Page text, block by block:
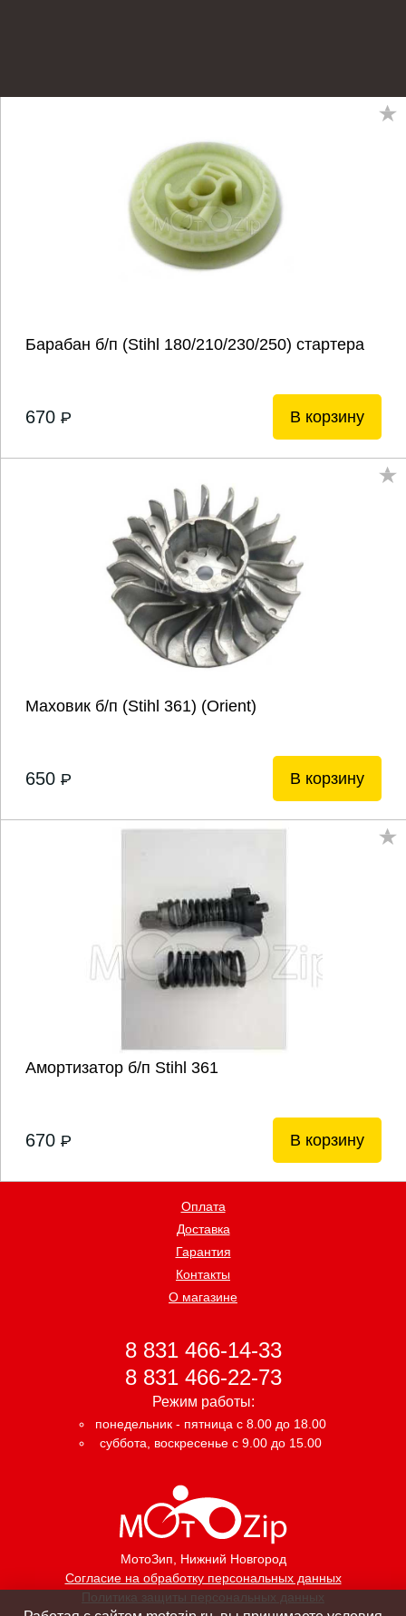
Барабан б/п (Stihl 180/210/230/250) стартера
670 P В корзину
Маховик б/п (Stihl 361) (Orient)
650 P В корзину
Амортизатор б/п Stihl 361
670 P В корзину
МотоЗип, Нижний Новгород
Согласие на обработку персональных данных
Политика защиты персональных данных
Оплата
Доставка
Гарантия
Контакты
О магазине
8 831 466-14-33
8 831 466-22-73
Режим работы:
понедельник - пятница с 8.00 до 18.00
суббота, воскресенье с 9.00 до 15.00